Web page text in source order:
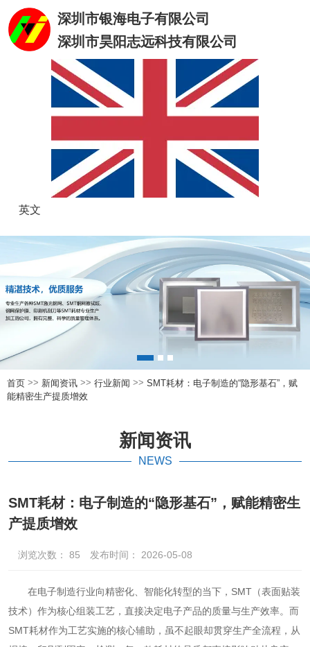
深圳市银海电子有限公司
深圳市昊阳志远科技有限公司
英文
首页 >> 新闻资讯 >> 行业新闻 >> SMT耗材：电子制造的“隐形基石”，赋
能精密生产提质增效
新闻资讯
NEWS
SMT耗材：电子制造的“隐形基石”，赋能精密生
产提质增效
浏览次数： 85 发布时间： 2026-05-08
在电子制造行业向精密化、智能化转型的当下，SMT（表面贴装
技术）作为核心组装工艺，直接决定电子产品的质量与生产效率。而
SMT耗材作为工艺实施的核心辅助，虽不起眼却贯穿生产全流程，从